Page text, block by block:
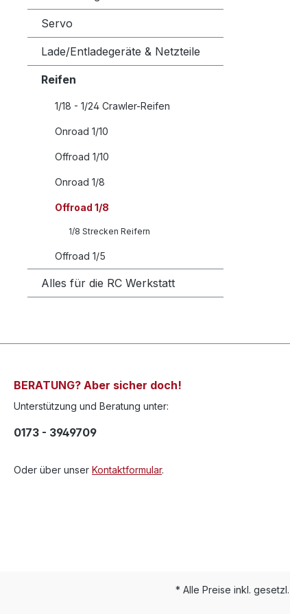
Servo
Lade/Entladegeräte & Netzteile
Reifen
1/18 - 1/24 Crawler-Reifen
Onroad 1/10
Offroad 1/10
Onroad 1/8
Offroad 1/8
1/8 Strecken Reifern
Offroad 1/5
Alles für die RC Werkstatt
BERATUNG? Aber sicher doch!
Unterstützung und Beratung unter:
0173 - 3949709
Oder über unser Kontaktformular.
* Alle Preise inkl.